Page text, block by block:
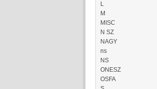
L
M
MISC
N SZ
NAGY
ns
NS
ONESZ
OSFA